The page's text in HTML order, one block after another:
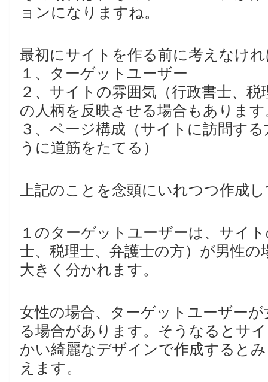
ョンになりますね。
最初にサイトを作る前に考えなけ
１、ターゲットユーザー
２、サイトの雰囲気（行政書士、税
の人柄を反映させる場合もあります
３、ページ構成（サイトに訪問す
うに道筋をたてる）
上記のことを念頭にいれつつ作成
１のターゲットユーザーは、サイ
士、税理士、弁護士の方）が男性の
大きく分かれます。
女性の場合、ターゲットユーザー
る場合があります。そうなるとサ
かい綺麗なデザインで作成すると
えます。